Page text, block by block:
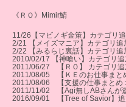
《ＲＯ》Mimir鯖
11/26【マビノギ金策】カテゴリ
2/21 【メイズマニア】カテゴリ追
2/22 【みるらじ裏話】カテゴリ追
2010/02/17 【神喰い】カテゴリ追
2011/06/27 【ＲＯ】 カテゴリ追
2011/08/05 【ＫＥのお仕事まと
2011/08/06 【支援の仕事まとめ
2011/11/02 【Agi無しABさんが
2016/09/01 【Tree of Savior】追